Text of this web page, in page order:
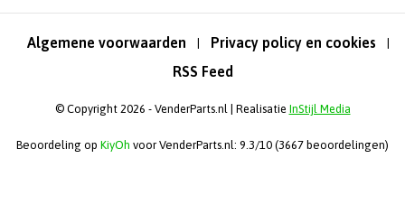
Algemene voorwaarden | Privacy policy en cookies |
RSS Feed
© Copyright 2026 - VenderParts.nl | Realisatie InStijl Media
Beoordeling op KiyOh voor VenderParts.nl: 9.3/10 (3667 beoordelingen)